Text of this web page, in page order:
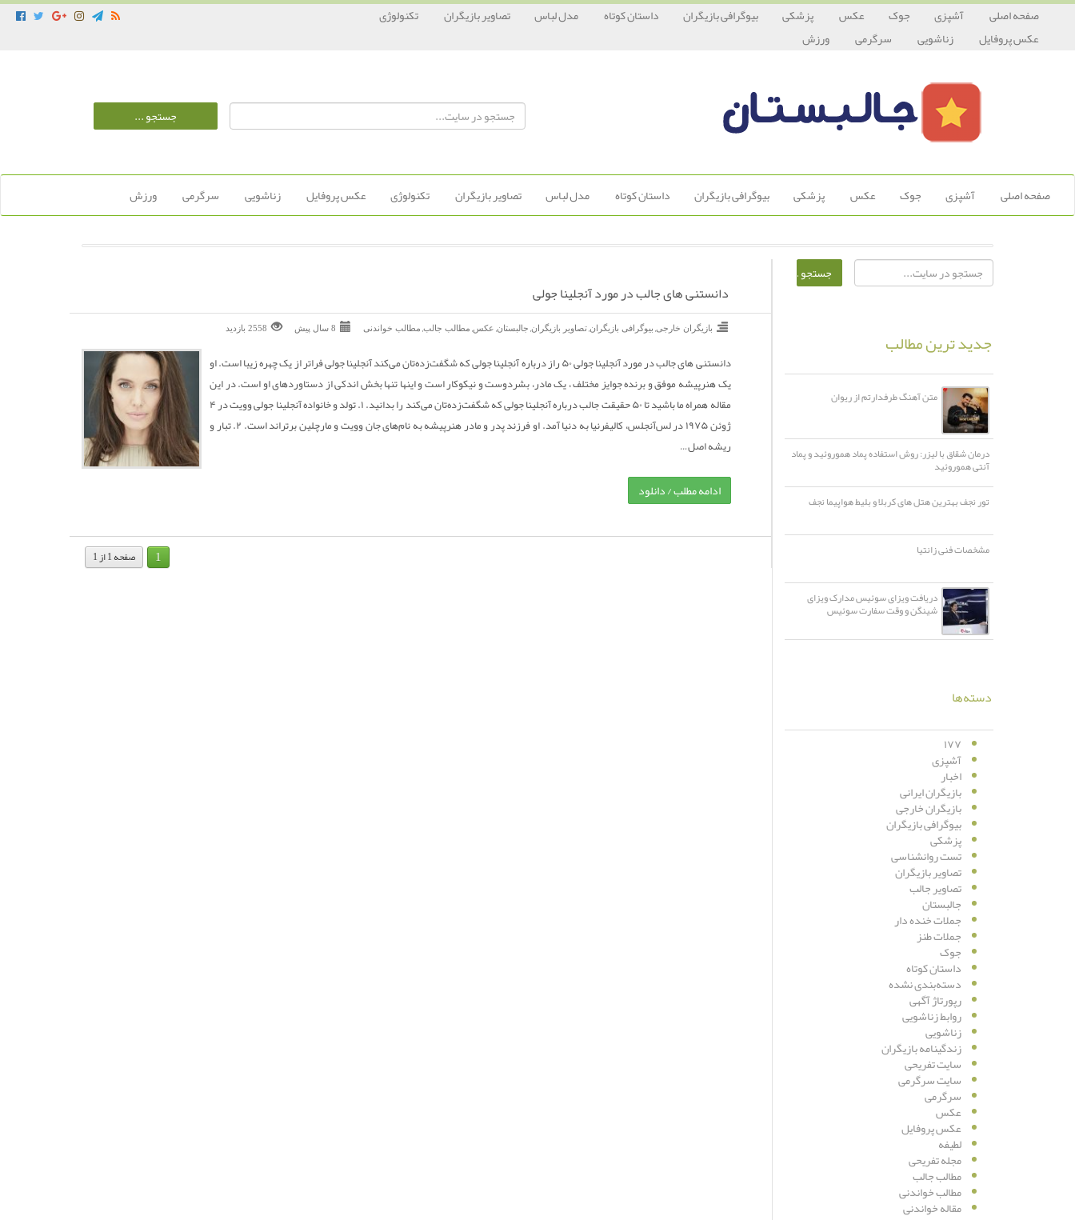
صفحه اصلی آشپزی جوک عکس پزشکی بیوگرافی بازیگران داستان کوتاه مدل لباس تصاویر بازیگران
تکنولوژی
عکس پروفایل
زناشویی سرگرمی ورزش
صفحه اصلی آشپزی جوک عکس پزشکی بیوگرافی بازیگران داستان کوتاه مدل لباس تصاویر بازیگران تکنولوژی عکس پروفایل زناشویی سرگرمی ورزش
جدید ترین مطالب
متن آهنگ طرفدارتم از ریوان
درمان شقاق با لیزر: روش استفاده پماد هموروئید و پماد
آنتی هموروئید
تور نجف بهترین هتل های کربلا و بلیط هواپیما نجف
مشخصات فنی زانتیا
دریافت ویزای سوئیس مدارک ویزای
شینگن و وقت سفارت سوئیس
دسته‌ها
۱۷۷
آشپزی
اخبار
بازیگران ایرانی
بازیگران خارجی
بیوگرافی بازیگران
پزشکی
تست روانشناسی
تصاویر بازیگران
تصاویر جالب
جالبستان
جملات خنده دار
جملات طنز
جوک
داستان کوتاه
دسته‌بندی نشده
رپورتاژ آگهی
روابط زناشویی
زناشویی
زندگینامه بازیگران
سایت تفریحی
سایت سرگرمی
سرگرمی
عکس
عکس پروفایل
لطیفه
مجله تفریحی
مطالب جالب
مطالب خواندنی
مقاله خواندنی
دانستنی های جالب در مورد آنجلینا جولی
بازیگران خارجی, بیوگرافی بازیگران,تصاویر بازیگران, جالبستان, عکس, مطالب جالب, مطالب خواندنی 8 سال پیش 2558 بازديد
دانستنی های جالب در مورد آنجلینا جولی ۵۰ راز درباره آنجلینا جولی که شگفت‌زده‌تان می‌کند آنجلینا جولی فراتر از یک چهره زیبا است. او
یک هنرپیشه موفق و برنده جوایز مختلف ، یک مادر، بشردوست و نیکوکار است و اینها تنها بخش اندکی از دستاوردهای او است. در این
مقاله همراه ما باشید تا ۵۰ حقیقت جالب درباره آنجلینا جولی که شگفت‌زده‌تان می‌کند را بدانید. ۱. تولد و خانواده آنجلینا جولی وویت در ۴
ژوئن ۱۹۷۵ در لس‌آنجلس، کالیفرنیا به دنیا آمد. او فرزند پدر و مادر هنرپیشه به نام‌های جان وویت و مارچلین برتراند است. ۲. تبار و
ریشه اصل…
ادامه مطلب / دانلود
صفحه 1 از 1 1